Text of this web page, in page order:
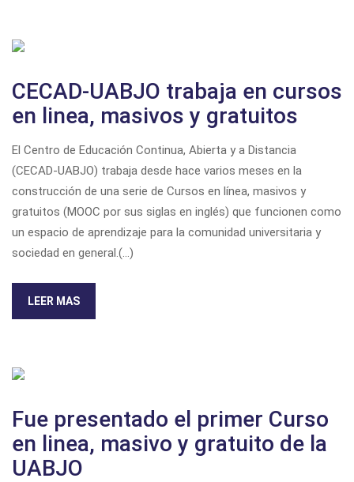
CECAD-UABJO trabaja en cursos
en linea, masivos y gratuitos
El Centro de Educación Continua, Abierta y a Distancia
(CECAD-UABJO) trabaja desde hace varios meses en la
construcción de una serie de Cursos en línea, masivos y
gratuitos (MOOC por sus siglas en inglés) que funcionen como
un espacio de aprendizaje para la comunidad universitaria y
sociedad en general.(...)
LEER MAS
Fue presentado el primer Curso
en linea, masivo y gratuito de la
UABJO